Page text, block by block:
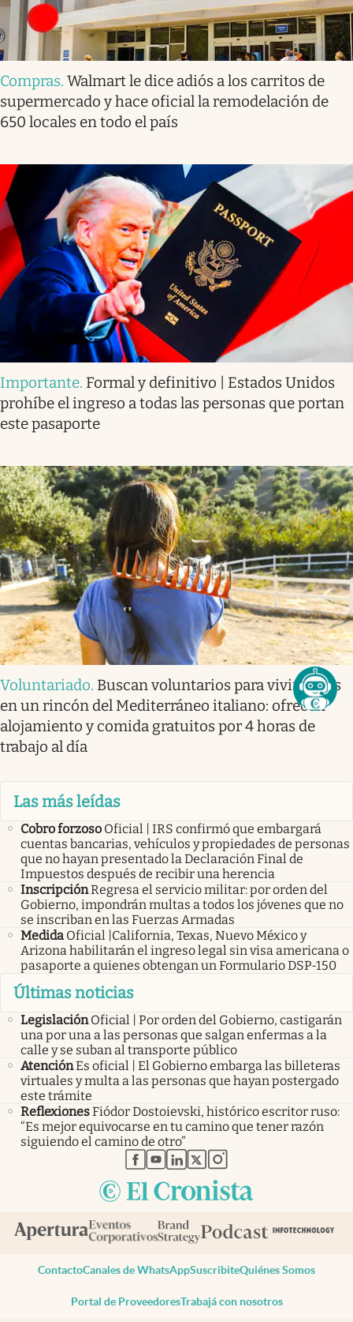
Compras. Walmart le dice adiós a los carritos de
supermercado y hace oficial la remodelación de
650 locales en todo el país
Importante. Formal y definitivo | Estados Unidos
prohíbe el ingreso a todas las personas que portan
este pasaporte
Voluntariado. Buscan voluntarios para vivir gratis
en un rincón del Mediterráneo italiano: ofrecen
alojamiento y comida gratuitos por 4 horas de
trabajo al día
Las más leídas
Cobro forzoso Oficial | IRS confirmó que embargará
cuentas bancarias, vehículos y propiedades de personas
que no hayan presentado la Declaración Final de
Impuestos después de recibir una herencia
InscripciónRegresa el servicio militar: por orden del
Gobierno, impondrán multas a todos los jóvenes que no
se inscriban en las Fuerzas Armadas
Medida Oficial |California, Texas, Nuevo México y
Arizona habilitarán el ingreso legal sin visa americana o
pasaporte a quienes obtengan un Formulario DSP-150
Últimas noticias
Legislación Oficial | Por orden del Gobierno, castigarán
una por una a las personas que salgan enfermas a la
calle y se suban al transporte público
AtenciónEs oficial | El Gobierno embarga las billeteras
virtuales y multa a las personas que hayan postergado
este trámite
ReflexionesFiódor Dostoievski, histórico escritor ruso:
“Es mejor equivocarse en tu camino que tener razón
siguiendo el camino de otro”
abre en nueva pestaña
abre en nueva pestaña
abre en nueva pestaña
abre en nueva pestaña
abre en nueva pestaña
ContactoCanales de WhatsAppSuscribiteQuiénes Somos
Portal de ProveedoresTrabajá con nosotros